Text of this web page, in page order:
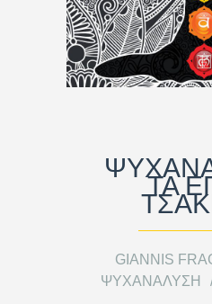
ΤΑ
GIANNIS
ΨΥΧΑΝΆΛΥΣΗ